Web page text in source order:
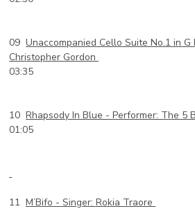
09Unaccompanied Cello Suite No.1 in
Christopher Gordon
03:35
10Rhapsody In Blue -Performer: The 5
01:05
11M’Bifo -Singer: Rokia Traore